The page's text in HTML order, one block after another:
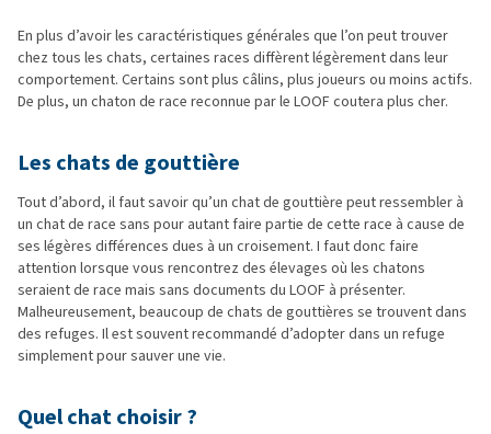
En plus d’avoir les caractéristiques générales que l’on peut trouver
chez tous les chats, certaines races diffèrent légèrement dans leur
comportement. Certains sont plus câlins, plus joueurs ou moins actifs.
De plus, un chaton de race reconnue par le LOOF coutera plus cher.
Les chats de gouttière
Tout d’abord, il faut savoir qu’un chat de gouttière peut ressembler à
un chat de race sans pour autant faire partie de cette race à cause de
ses légères différences dues à un croisement. I faut donc faire
attention lorsque vous rencontrez des élevages où les chatons
seraient de race mais sans documents du LOOF à présenter.
Malheureusement, beaucoup de chats de gouttières se trouvent dans
des refuges. Il est souvent recommandé d’adopter dans un refuge
simplement pour sauver une vie.
Quel chat choisir ?